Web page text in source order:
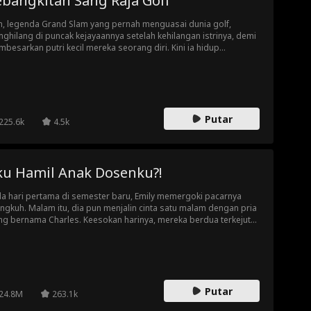
membuatnya menyesali segala yang telah
legenda Grand Slam yang pernah menguasai dunia golf,
di puncak kejayaannya setelah kehilangan istrinya, demi
putri kecil mereka seorang diri. Kini ia hidup
225.6k
4.5k Putar
Hamil Anak Dosenku?!
hari pertama di semester baru, Emily memergoki pacarnya
Malam itu, dia pun menjalin cinta satu malam dengan pria
bernama Charles. Keesokan harinya, mereka berdua terkejut
24.8M 263.1k Putar